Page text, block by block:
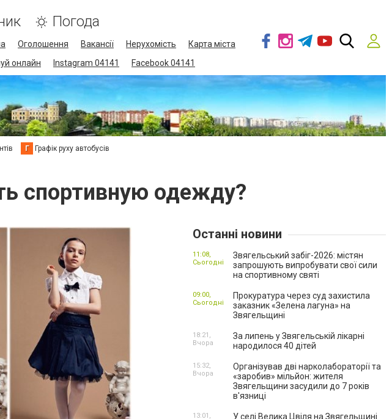
Погода
Оголошення Вакансії Нерухомість
Карта міста
онлайн Instagram 04141 Facebook 04141
Г Графік руху автобусів
спортивную одежду?
Останні новини
Звягельський забіг-2026: містян
запрошують випробувати свої сили
на спортивному святі
11:08,
Сьогодні
Прокуратура через суд захистила
заказник «Зелена лагуна» на
Звягельщині
09:00,
Сьогодні
За липень у Звягельській лікарні
народилося 40 дітей
18:21,
Вчора
Організував дві нарколабораторії та
«заробив» мільйон: жителя
Звягельщини засудили до 7 років
в'язниці
15:32,
Вчора
У селі Велика Цвіля на Звягельщині
13:01,